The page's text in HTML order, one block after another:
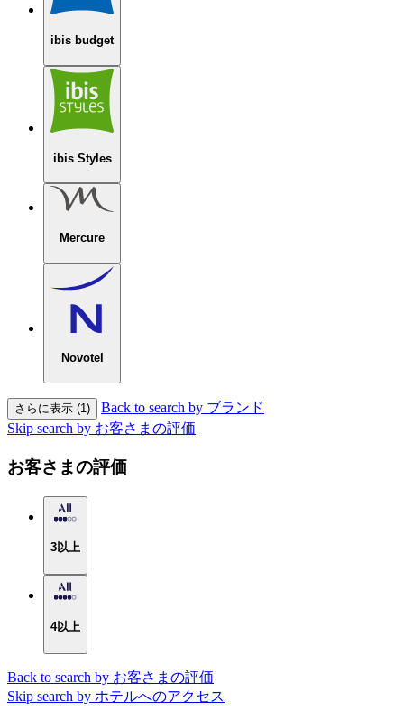
ibis budget
ibis Styles
Mercure
Novotel
さらに表示 (1)
Back to search by ブランド
Skip search by お客さまの評価
お客さまの評価
3以上
4以上
Back to search by お客さまの評価
Skip search by ホテルへのアクセス